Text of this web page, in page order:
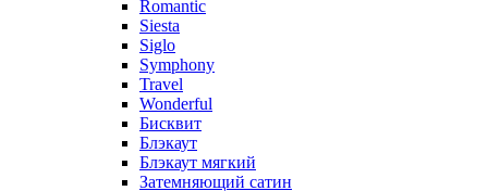
Romantic
Siesta
Siglo
Symphony
Travel
Wonderful
Бисквит
Блэкаут
Блэкаут мягкий
Затемняющий сатин